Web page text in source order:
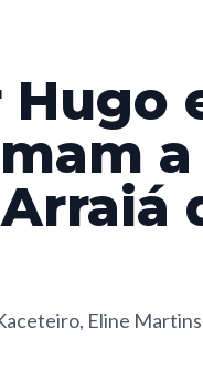
Eline